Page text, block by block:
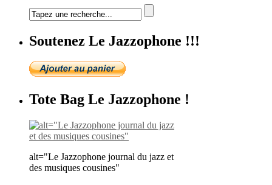
Soutenez Le Jazzophone !!!
Tote Bag Le Jazzophone !
alt="Le Jazzophone journal du jazz et
des musiques cousines"